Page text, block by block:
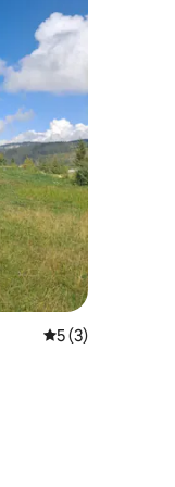
Évaluation
5 (3)